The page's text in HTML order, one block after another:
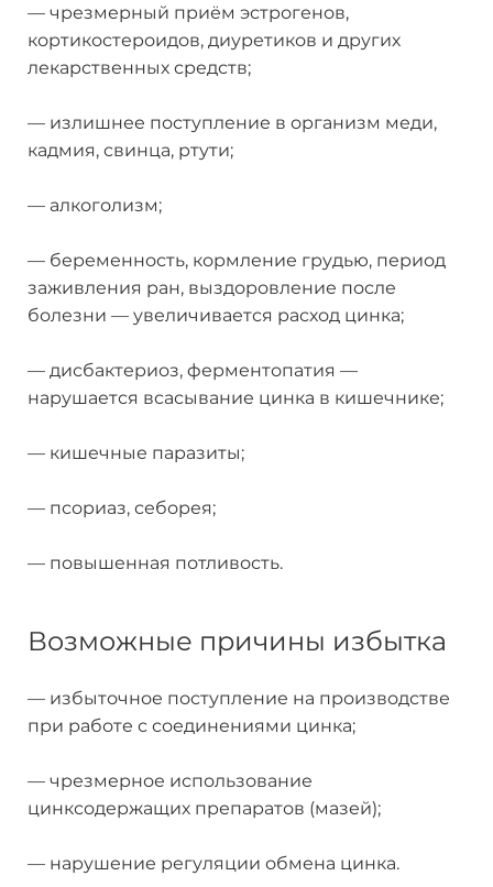
— чрезмерный приём эстрогенов,
кортикостероидов, диуретиков и других
лекарственных средств;
— излишнее поступление в организм меди,
кадмия, свинца, ртути;
— алкоголизм;
— беременность, кормление грудью, период
заживления ран, выздоровление после
болезни — увеличивается расход цинка;
— дисбактериоз, ферментопатия —
нарушается всасывание цинка в кишечнике;
— кишечные паразиты;
— псориаз, себорея;
— повышенная потливость.
Возможные причины избытка
— избыточное поступление на производстве
при работе с соединениями цинка;
— чрезмерное использование
цинксодержащих препаратов (мазей);
— нарушение регуляции обмена цинка.